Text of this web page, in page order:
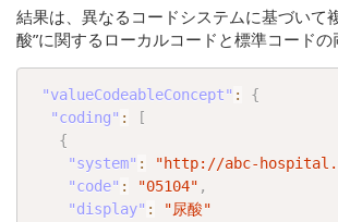
結果は、異なるコードシステムに基づいて
酸”に関するローカルコードと標準コード
"valueCodeableConcept" :
{
"coding" :
[
{
"system" :
"http://abc-
"code" : "05104" ,
"display" :
"尿酸"